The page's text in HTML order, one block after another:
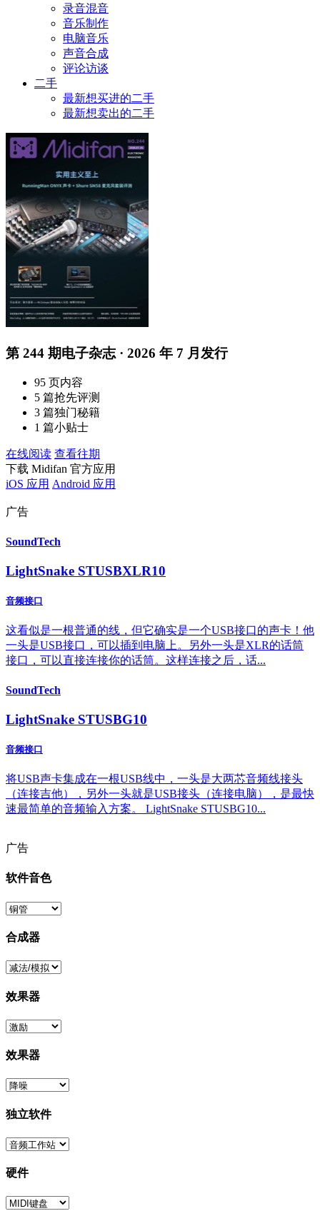
录音混音
音乐制作
电脑音乐
声音合成
评论访谈
二手
最新想买进的二手
最新想卖出的二手
第 244 期电子杂志 · 2026 年 7 月发行
95 页内容
5 篇抢先评测
3 篇独门秘籍
1 篇小贴士
在线阅读 查看往期
下载 Midifan 官方应用
iOS 应用 Android 应用
广告
SoundTech
LightSnake STUSBXLR10
音频接口
这看似是一根普通的线，但它确实是一个USB接口的声卡！他
一头是USB接口，可以插到电脑上。另外一头是XLR的话筒
接口，可以直接连接你的话筒。这样连接之后，话...
SoundTech
LightSnake STUSBG10
音频接口
将USB声卡集成在一根USB线中，一头是大两芯音频线接头
（连接吉他），另外一头就是USB接头（连接电脑），是最快
速最简单的音频输入方案。 LightSnake STUSBG10...
广告
软件音色
合成器
效果器
效果器
独立软件
硬件